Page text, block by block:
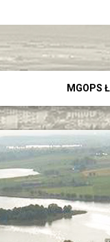
MGOPS